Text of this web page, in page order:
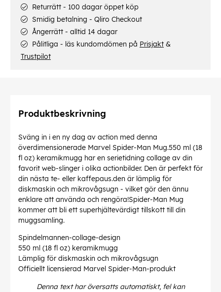
Returrätt - 100 dagar öppet köp
Smidig betalning - Qliro Checkout
Ångerrätt - alltid 14 dagar
Pålitliga - läs kundomdömen på Prisjakt &
Trustpilot
Produktbeskrivning
Sväng in i en ny dag av action med denna
överdimensionerade Marvel Spider-Man Mug.550 ml (18
fl oz) keramikmugg har en serietidning collage av din
favorit web-slinger i olika actionbilder. Den är perfekt för
din nästa te- eller kaffepaus.den är lämplig för
diskmaskin och mikrovågsugn - vilket gör den ännu
enklare att använda och rengöra!Spider-Man Mug
kommer att bli ett superhjältevärdigt tillskott till din
muggsamling.
Spindelmannen-collage-design
550 ml (18 fl oz) keramikmugg
Lämplig för diskmaskin och mikrovågsugn
Officiellt licensierad Marvel Spider-Man-produkt
Denna text har översatts automatiskt, fel kan